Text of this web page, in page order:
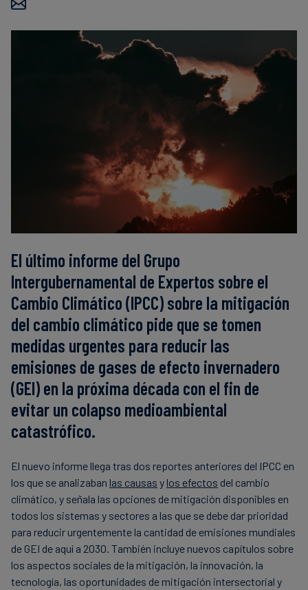
sostenibles
El último informe del Grupo
Intergubernamental de Expertos sobre el
Cambio Climático (IPCC) sobre la mitigación
del cambio climático pide que se tomen
medidas urgentes para reducir las
emisiones de gases de efecto invernadero
(GEI) en la próxima década con el fin de
evitar un colapso medioambiental
catastrófico.
El nuevo informe llega tras dos reportes anteriores del IPCC en
los que se analizaban las causas y los efectos del cambio
climático, y señala las opciones de mitigación disponibles en
todos los sistemas y sectores a las que se debe dar prioridad
para reducir urgentemente la cantidad de emisiones mundiales
de GEI de aquí a 2030. También incluye nuevos capítulos sobre
los aspectos sociales de la mitigación, la innovación, la
tecnología, las oportunidades de mitigación intersectorial y